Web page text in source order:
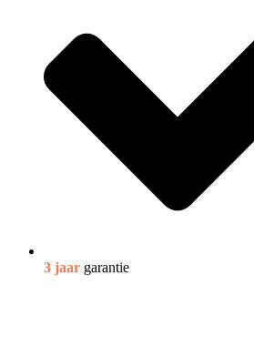
3 jaar garantie